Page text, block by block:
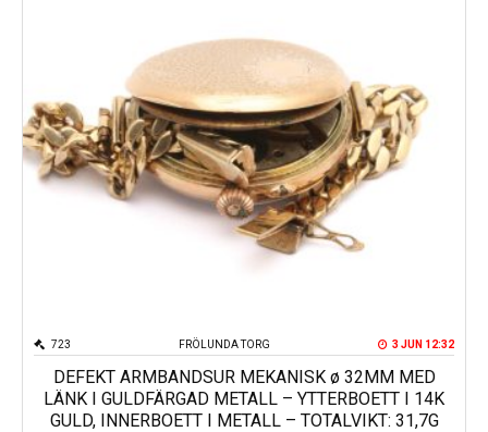
FRÖLUNDA TORG
723 3 JUN 12:32
DEFEKT ARMBANDSUR MEKANISK ø 32MM MED
LÄNK I GULDFÄRGAD METALL – YTTERBOETT I 14K
GULD, INNERBOETT I METALL – TOTALVIKT: 31,7G